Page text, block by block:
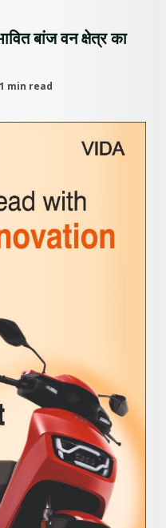
बांज वन क्षेत्र का
1 min read